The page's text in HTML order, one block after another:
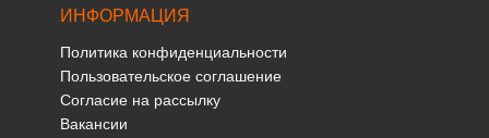
ИНФОРМАЦИЯ
Политика конфиденциальности
Пользовательское соглашение
Согласие на рассылку
Вакансии